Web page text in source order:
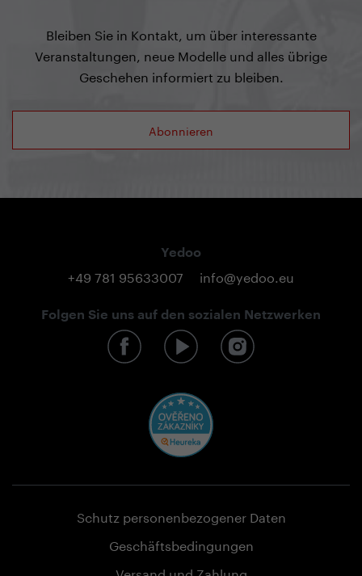
Bleiben Sie in Kontakt, um über interessante
Veranstaltungen, neue Modelle und alles übrige
Geschehen informiert zu bleiben.
Abonnieren
Yedoo
+49 781 95633007 info@yedoo.eu
Folgen Sie uns auf den sozialen Netzwerken
Schutz personenbezogener Daten
Geschäftsbedingungen
Versand und Zahlung